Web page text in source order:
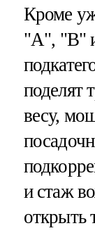
Кроме
"А", "В" и
поделят
весу,
и стаж
открыть